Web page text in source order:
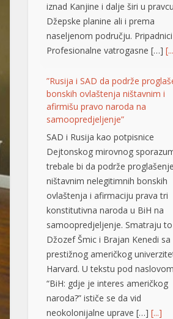
iznad Kanjine i dalje širi u pravcu
Džepske planine ali i prema
naseljenom području. Pripadnici
Profesionalne vatrogasne […]
”Rusija i SAD da podrže
bonskih ovlaštenja ništavnim i
afirmišu pravo naroda na
samoopredjeljenje”
SAD i Rusija kao potpisnice
Dejtonskog mirovnog
trebale bi da podrže proglašenje
ništavnim nelegitimnih bonskih
ovlaštenja i afirmaciju prava tri
konstitutivna naroda u BiH na
samoopredjeljenje. Smatraju to
Džozef Šmic i Brajan Kenedi sa
prestižnog američkog
Harvard. U tekstu pod naslovom
“BiH: gdje je interes američkog
naroda?” ističe se da vid
neokolonijalne uprave […] [...]